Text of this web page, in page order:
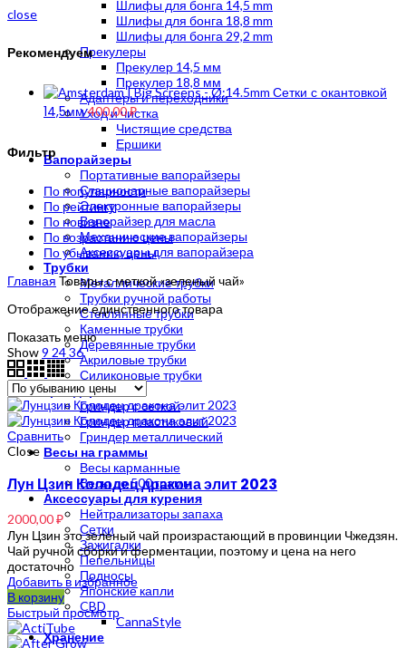
Шлифы для бонга 14,5 mm
Шлифы для бонга 18,8 mm
Шлифы для бонга 29,2 mm
Прекулеры
Прекулер 14,5 мм
Прекулер 18,8 мм
Адаптеры и переходники
Уход и чистка
Чистящие средства
Ершики
Вапорайзеры
Портативные вапорайзеры
Стационарные вапорайзеры
Электронные вапорайзеры
Вапорайзер для масла
Механические вапорайзеры
Аксессуары для вапорайзера
Трубки
Металлические трубки
Трубки ручной работы
Стеклянные трубки
Каменные трубки
Деревянные трубки
Акриловые трубки
Силиконовые трубки
Гриндеры
Гриндер с сеткой
Гриндер пластиковый
Гриндер металлический
Весы на граммы
Весы карманные
Весы до 500 грамм
Аксессуары для курения
Нейтрализаторы запаха
Сетки
Зажигалки
Пепельницы
Подносы
Японские капли
CBD
CannaStyle
Хранение
close
Рекомендуем
Сетки с окантовкой
14,5мм400,00₽
Фильтр
По популярности
По рейтингу
По новизне
По возрастанию цены
По убыванию цены
Главная Товары с меткой «зеленый чай»
Отображение единственного товара
Показать меню
Show9 2436
Сравнить
Close
Лун Цзин Колодец дракона элит 2023
2000,00₽
Лун Цзин это зеленый чай произрастающий в провинции Чжедзян.
Чай ручной сборки и ферментации, поэтому и цена на него
достаточно
Добавить в избранное
В корзину
Быстрый просмотр